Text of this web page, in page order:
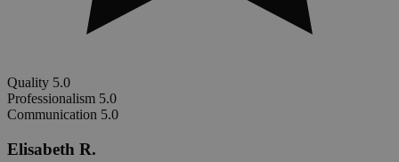
Quality 5.0
Professionalism 5.0
Communication 5.0
Elisabeth R.